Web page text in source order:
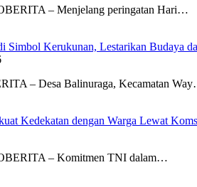
– Menjelang peringatan Hari…
Simbol Kerukunan, Lestarikan Budaya
– Desa Balinuraga, Kecamatan
Kedekatan dengan Warga Lewat
– Komitmen TNI dalam…